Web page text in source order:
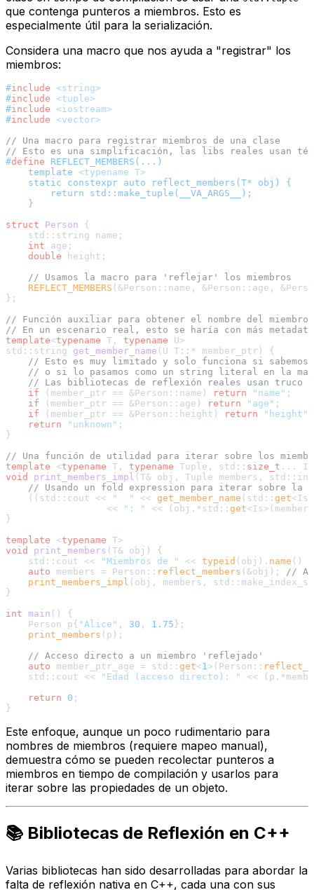
que contenga punteros a miembros. Esto es
especialmente útil para la serialización.
Considera una macro que nos ayuda a "registrar" los
miembros:
#include
<string>
#include
<tuple>
#include
<iostream>
#include
<vector>
// Una macro para registrar miembros de una clase
// Esto es una simplificación, las libs reales usan
#define REFLECT_MEMBERS(...)
    template
<typename T>
static constexpr auto reflect_members(T* obj) {
return std::make_tuple(__VA_ARGS__);
    }
struct
Person {
    std::string name;
int age;
double height;
// Usamos la macro para 'reflejar' los miembros
REFLECT_MEMBERS (&Person::name, &Person::age,
};
// Función auxiliar para obtener el nombre del
// En un escenario real, esto se haría con más
template<typename T, typename U>
std::string get_member_name (U T::* member_ptr)
{
// Esto es muy limitado y solo funciona si sabemos
// o si lo pasamos como un string literal en la
// Las bibliotecas de reflexión reales usan truco
if (member_ptr == &Person::name) return "name" ;
if (member_ptr == &Person::age) return "age" ;
if (member_ptr == &Person::height) return "height"
return
"unknown" ;
}
// Una función de utilidad para iterar sobre los
template <typename T, typename Tuple, std:: size_t
void
print_members_impl (T& obj, Tuple members,
// Usando un fold expression para iterar sobre la
    ((std::cout <<
"  " << get_member_name (std:: get
                  <<
": " << (obj.*std:: get
}
template <typename
void
print_members (T& obj)
{
    std::cout <<
"Miembros de " << typeid (obj). name ()
auto members = Person:: reflect_members (&obj);
//
print_members_impl (obj, members,
}
int main ()
{
    Person p{
"Alice" , 30 , 1.75};
print_members (p);
// Acceso directo a un miembro 'reflejado'
auto member_ptr_age = std:: get<1 >(Person::
    std::cout <<
"Edad (acceso directo): "
<<
return
0 ;
Este enfoque, aunque un poco rudimentario para
nombres de miembros (requiere mapeo manual),
demuestra cómo se pueden recolectar punteros a
miembros en tiempo de compilación y usarlos para
iterar sobre las propiedades de un objeto.
📚 Bibliotecas de Reflexión en C++
Varias bibliotecas han sido desarrolladas para abordar la
falta de reflexión nativa en C++, cada una con sus